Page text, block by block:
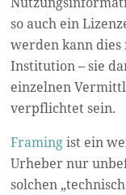
so auch ein
werden kann
Institution – sie
einzelnen
verpflichtet sein.
Framingist ein
Urheber nur
solchen